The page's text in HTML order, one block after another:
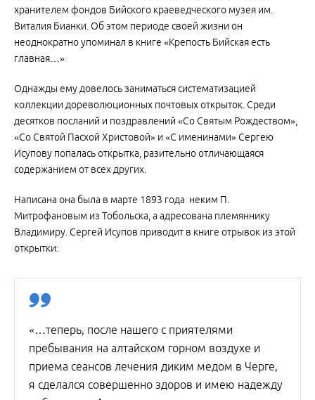
хранителем фондов Бийского краеведческого музея им.
Виталия Бианки. Об этом периоде своей жизни он
неоднократно упоминал в книге «Крепость Бийская есть
главная…»
Однажды ему довелось заниматься систематизацией
коллекции дореволюционных почтовых открыток. Среди
десятков посланий и поздравлений «Со Святым Рождеством»,
«Со Святой Пасхой Христовой» и «С именинами» Сергею
Исупову попалась открытка, разительно отличающаяся
содержанием от всех других.
Написана она была в марте 1893 года неким П.
Митрофановым из Тобольска, а адресована племяннику
Владимиру. Сергей Исупов приводит в книге отрывок из этой
открытки:
«…теперь, после нашего с приятелями
пребывания на алтайском горном воздухе и
приема сеансов лечения диким медом в Черге,
я сделался совершенно здоров и имею надежду